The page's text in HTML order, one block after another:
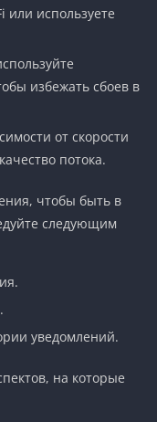
или используете
избежать сбоев в
от скорости
потока.
чтобы быть в
следующим
уведомлений.
на которые